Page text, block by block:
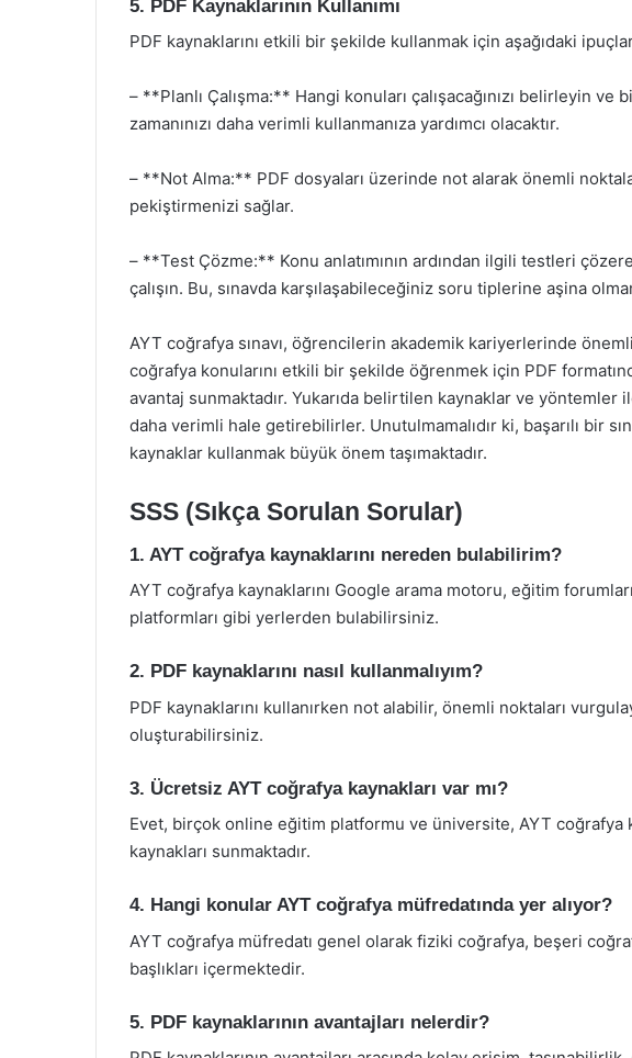
5. PDF Kaynaklarının Kullanımı
PDF kaynaklarını etkili bir şekilde kullanmak için aşağıdaki
– **Planlı Çalışma:** Hangi konuları çalışacağınızı belirleyin ve
zamanınızı daha verimli kullanmanıza yardımcı olacaktır.
– **Not Alma:** PDF dosyaları üzerinde not alarak önemli
pekiştirmenizi sağlar.
– **Test Çözme:** Konu anlatımının ardından ilgili testleri
çalışın. Bu, sınavda karşılaşabileceğiniz soru tiplerine aşina
AYT coğrafya sınavı, öğrencilerin akademik kariyerlerinde
coğrafya konularını etkili bir şekilde öğrenmek için PDF
avantaj sunmaktadır. Yukarıda belirtilen kaynaklar ve yöntemler
daha verimli hale getirebilirler. Unutulmamalıdır ki, başarılı bir
kaynaklar kullanmak büyük önem taşımaktadır.
SSS (Sıkça Sorulan Sorular)
1. AYT coğrafya kaynaklarını nereden bulabilirim?
AYT coğrafya kaynaklarını Google arama motoru, eğitim
platformları gibi yerlerden bulabilirsiniz.
2. PDF kaynaklarını nasıl kullanmalıyım?
PDF kaynaklarını kullanırken not alabilir, önemli noktaları
oluşturabilirsiniz.
3. Ücretsiz AYT coğrafya kaynakları var mı?
Evet, birçok online eğitim platformu ve üniversite, AYT coğrafya
kaynakları sunmaktadır.
4. Hangi konular AYT coğrafya müfredatında yer alıyor?
AYT coğrafya müfredatı genel olarak fiziki coğrafya, beşeri
başlıkları içermektedir.
5. PDF kaynaklarının avantajları nelerdir?